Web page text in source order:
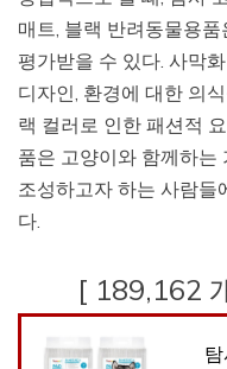
매트, 블랙 반려동물용
평가받을 수 있다. 사막
디자인, 환경에 대한 의
랙 컬러로 인한 패션적
품은 고양이와 함께하는
조성하고자 하는 사람들
다.
[ 189,162